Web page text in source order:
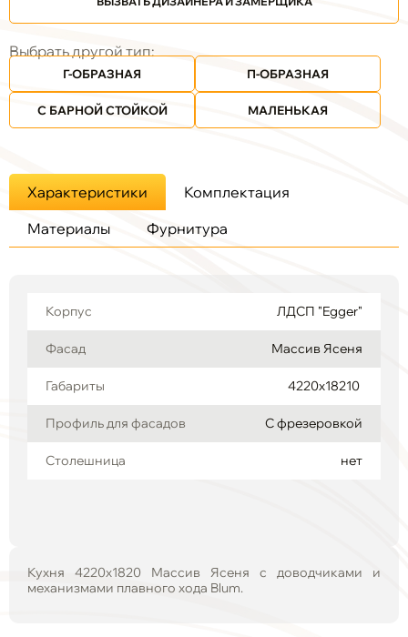
Выбрать другой тип:
Г-ОБРАЗНАЯ П-ОБРАЗНАЯ
С БАРНОЙ СТОЙКОЙ МАЛЕНЬКАЯ
Характеристики
Комплектация
Материалы
Фурнитура
Корпус ЛДСП "Egger"
Фасад Массив Ясеня
Габариты 4220х18210
Профиль для фасадов С фрезеровкой
Столешница нет
Кухня 4220х1820 Массив Ясеня с доводчиками и
механизмами плавного хода Blum.